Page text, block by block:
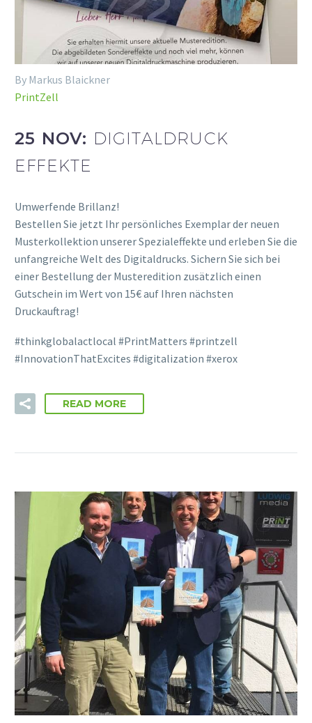
By Markus Blaickner
PrintZell
25 NOV: DIGITALDRUCK
EFFEKTE
Umwerfende Brillanz!
Bestellen Sie jetzt Ihr persönliches Exemplar der neuen
Musterkollektion unserer Spezialeffekte und erleben Sie die
unfangreiche Welt des Digitaldrucks. Sichern Sie sich bei
einer Bestellung der Musteredition zusätzlich einen
Gutschein im Wert von 15€ auf Ihren nächsten
Druckauftrag!
#thinkglobalactlocal #PrintMatters #printzell
#InnovationThatExcites #digitalization #xerox
READ MORE